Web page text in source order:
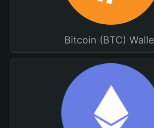
Bitcoin (BTC)